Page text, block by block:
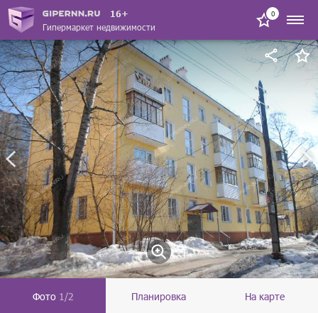
16+
Гипермаркет недвижимости
0
Фото 1/2 Планировка На карте